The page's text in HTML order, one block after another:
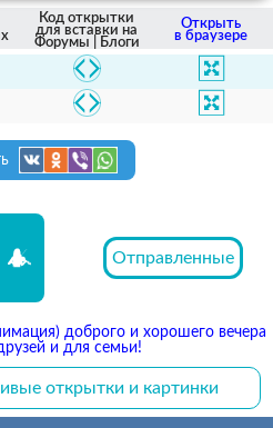
Код открытки
для вставки на
Форумы | Блоги
Открыть
в браузере
Отправленные
доброго и хорошего вечера
и для семьи!
открытки и картинки